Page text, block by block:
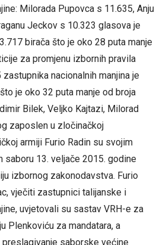
Milorada Pupovca s 11.635, Anju
Jeckov s 10.323 glasova je
birača što je oko 28 puta manje
za promjenu izbornih pravila
nacionalnih manjina je
je oko 32 puta manje od broja
Bilek, Veljko Kajtazi, Milorad
zaposlen u zločinačkoj
armiji Furio Radin su svojim
saboru 13. veljače 2015. godine
izbornog zakonodavstva. Furio
vječiti zastupnici talijanske i
uvjetovali su sastav VRH-e za
Plenkoviću za mandatara, a
saborske većine